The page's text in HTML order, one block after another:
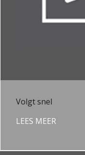
Volgt snel
LEES MEER